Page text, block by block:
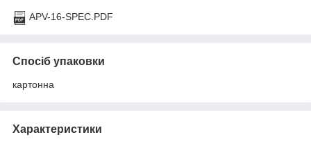
APV-16-SPEC.PDF
Спосіб упаковки
картонна
Характеристики